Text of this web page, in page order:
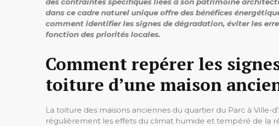
dans ce cadre naturel unique offre des bénéfices
comment identifier les signes de dégradation, éviter les
fonction des priorités locales.
Comment repérer les
toiture d’une maison
La toiture des maisons anciennes du quartier du Parc à Ville-
régulièrement les effets du climat humide et tempéré de la